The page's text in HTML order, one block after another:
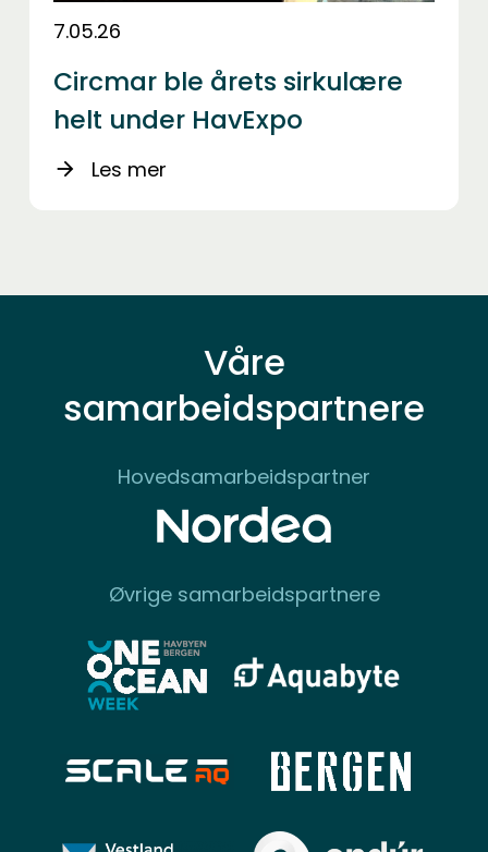
7.05.26
Circmar ble årets sirkulære
helt under HavExpo
arrow_forward Les mer
Våre
samarbeidspartnere
Hovedsamarbeidspartner
Øvrige samarbeidspartnere